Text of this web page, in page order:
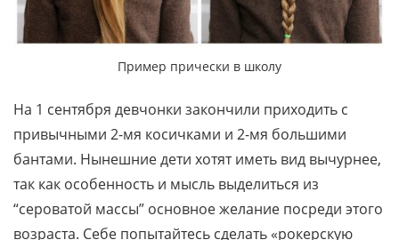
Пример прически в школу
На 1 сентября девчонки закончили приходить с
привычными 2-мя косичками и 2-мя большими
бантами. Нынешние дети хотят иметь вид вычурнее,
так как особенность и мысль выделиться из
“сероватой массы” основное желание посреди этого
возраста. Себе попытайтесь сделать «рокерскую